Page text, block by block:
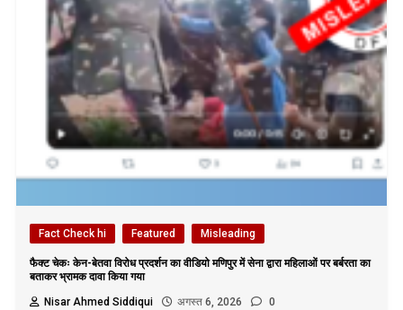
Fact Check hi Featured Misleading
फैक्ट चेकः केन-बेतवा विरोध प्रदर्शन का वीडियो मणिपुर में सेना द्वारा महिलाओं पर बर्बरता का
बताकर भ्रामक दावा किया गया
Nisar Ahmed Siddiqui
अगस्त 6, 2026 0